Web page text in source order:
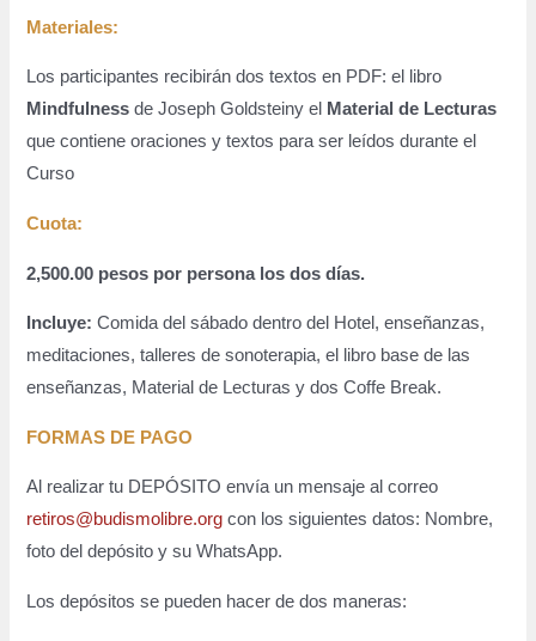
Materiales:
Los participantes recibirán dos textos en PDF: el libro
Mindfulness de Joseph Goldsteiny el
Material de Lecturas
que contiene oraciones y textos para ser leídos durante el
Curso
Cuota:
2,500.00 pesos por persona los dos días.
Incluye: Comida del sábado dentro del Hotel, enseñanzas,
meditaciones, talleres de sonoterapia, el libro base de las
enseñanzas, Material de Lecturas y dos Coffe Break.
FORMAS DE PAGO
Al realizar tu DEPÓSITO envía un mensaje al correo
retiros@budismolibre.org con los siguientes datos: Nombre,
foto del depósito y su WhatsApp.
Los depósitos se pueden hacer de dos maneras: